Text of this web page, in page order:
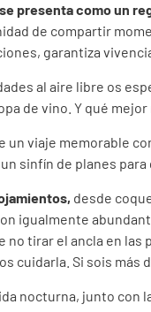
presenta como un
de compartir
garantiza
al aire libre os
de vino. Y qué
un viaje memorable
sinfín de planes
desde
igualmente
tirar el ancla en
cuidarla. Si sois
nocturna, junto con